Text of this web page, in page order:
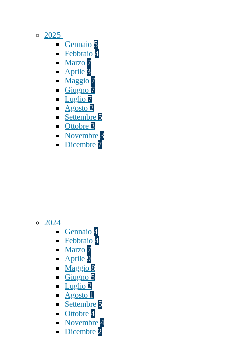
2025
Gennaio 5
Febbraio 4
Marzo 7
Aprile 3
Maggio 7
Giugno 7
Luglio 7
Agosto 2
Settembre 5
Ottobre 3
Novembre 3
Dicembre 7
2024
Gennaio 4
Febbraio 4
Marzo 7
Aprile 9
Maggio 8
Giugno 5
Luglio 2
Agosto 1
Settembre 5
Ottobre 4
Novembre 4
Dicembre 2